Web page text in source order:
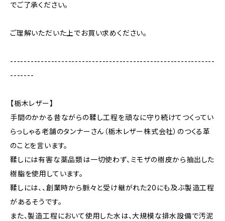
でご了承ください。
ご理解いただいた上でお買い求めください。
------------------------------------------------------------
-------
【栃木レザー】
手間のかかる昔ながらの鞣し工程を頑なに守り続けてつくってい
らっしゃる老舗のタンナーさん（栃木レザー株式会社）のつくる革
のことを言います。
鞣しには有害な薬品類は一切使わず、ミモザの樹皮から抽出した
樹脂を使用しています。
鞣しには、、創業時から脈々と受け継がれた20にも及ぶ製造工程
があるそうです。
また、製造工程において使用した水は、大規模な排水設備で汚泥